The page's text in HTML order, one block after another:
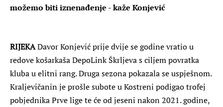
možemo biti iznenađenje - kaže Konjević
RIJEKADavor Konjević prije dvije se godine vratio u
redove košarkaša DepoLink Škrljeva s ciljem povratka
kluba u elitni rang. Druga sezona pokazala se uspješnom.
Kraljevičanin je prošle subote u Kostreni podigao trofej
pobjednika Prve lige te će od jeseni nakon 2021. godine,